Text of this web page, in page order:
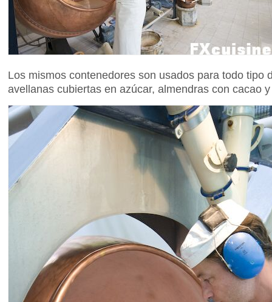
Los mismos contenedores son usados para todo tipo
avellanas cubiertas en azúcar, almendras con cacao